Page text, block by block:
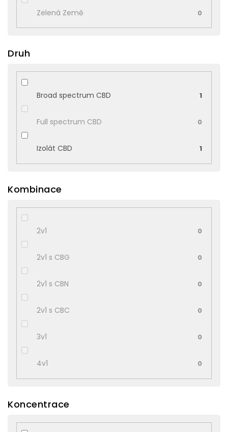
Zelená Země 0
Druh
Broad spectrum CBD 1
Full spectrum CBD 0
Izolát CBD 1
Kombinace
2v1 0
2v1 s CBG 0
2v1 s CBN 0
2v1 s CBC 0
3v1 0
4v1 0
Koncentrace